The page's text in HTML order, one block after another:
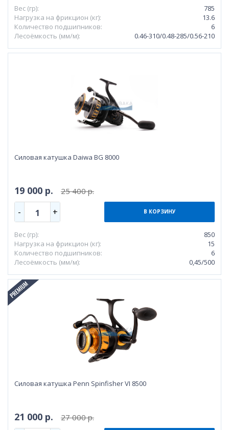
Вес (гр):
785
Нагрузка на фрикцион (кг):
13.6
Количество подшипников:
6
Лесоёмкость (мм/м):
0.46-310/0.48-285/0.56-210
Силовая катушка Daiwa BG 8000
19 000 р. 25 400 р.
- 1 + В КОРЗИНУ
Вес (гр):
850
Нагрузка на фрикцион (кг):
15
Количество подшипников:
6
Лесоёмкость (мм/м):
0,45/500
Силовая катушка Penn Spinfisher VI 8500
21 000 р. 27 000 р.